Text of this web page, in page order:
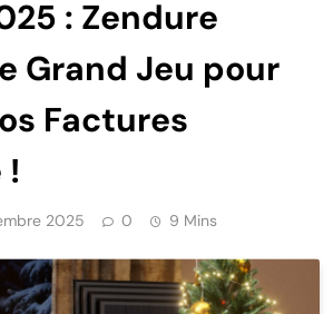
: Zendure
Grand Jeu pour
Factures
!
2025 0 9 Mins